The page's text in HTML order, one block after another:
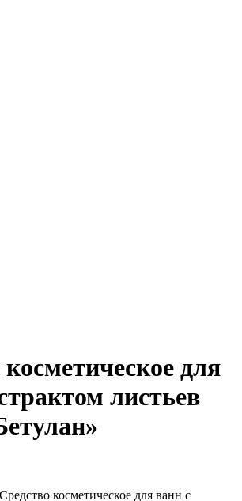
для
листьев
косметическое для ванн с